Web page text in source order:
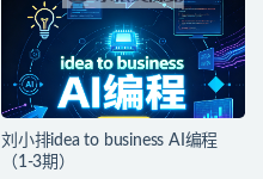
刘小排idea to business AI编程
（1-3期）